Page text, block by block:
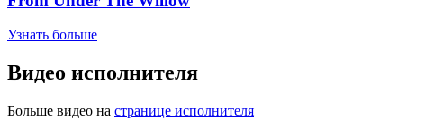
Узнать больше
Видео исполнителя
Больше видео на странице исполнителя